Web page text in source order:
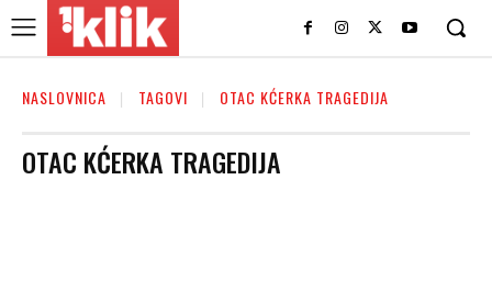
NASLOVNICA TAGOVI OTAC KĆERKA TRAGEDIJA
OTAC KĆERKA TRAGEDIJA